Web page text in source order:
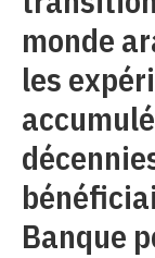
monde
les
Banque